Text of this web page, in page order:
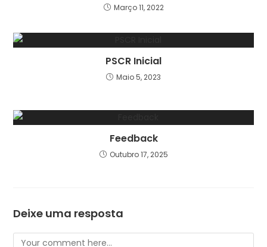
Março 11, 2022
PSCR Inicial
Maio 5, 2023
Feedback
Outubro 17, 2025
Deixe uma resposta